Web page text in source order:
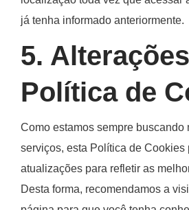
localização toda vez que acessar
já tenha informado anteriormente.
5.
Política de
Como estamos sempre buscando
serviços, esta Política de Cookies
atualizações para refletir as
Desta forma, recomendamos a